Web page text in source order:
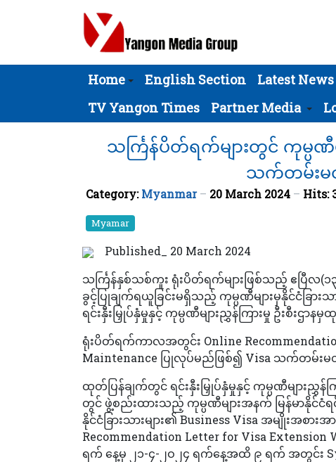
Home English Section Latest News
TV Yangon Times
Partner Media
သင်္ကြန်ပိတ်ရက်များတွင် ကုမ္ပဏီမ
သက်တမ်းမ
Category:Myanmar 20 March 2024 Hits:
Myamar
Published_ 20 March 2024
သင်္ကြန်နှစ်သစ်ကူး ရုံးပိတ်ရက်များဖြစ်သည့် ဧပြီလ(
ခွင့်ပြုချက်ရယူခြင်းမရှိသည့် ကုမ္ပဏီများမှနိုင်ငံခြား
ရင်းနှီးမြှုပ်နှံမှုနှင့် ကုမ္ပဏီများညွှန်ကြားမှု ဦးစီးဌ
ရုံးပိတ်ရက်ကာလအတွင်း Online
Maintenance ပြုလုပ်မည်ဖြစ်၍ Visa သက်တမ်း
ထုတ်ပြန်ချက်တွင် ရင်းနှီးမြှုပ်နှံမှုနှင့် ကုမ္ပဏီများညွှန်က
တွင် ဖွဲ့စည်းထားသည့် ကုမ္ပဏီများအနက် မြန်မာနိုင်ငံရ
နိုင်ငံခြားသားများ၏ Business Visa အမျိုး
Recommendation Letter for Visa
ရက် နေ့မှ ၂၁-၄-၂ဝ၂၄ ရက်နေ့အထိ ၉ ရက် အတွင်း